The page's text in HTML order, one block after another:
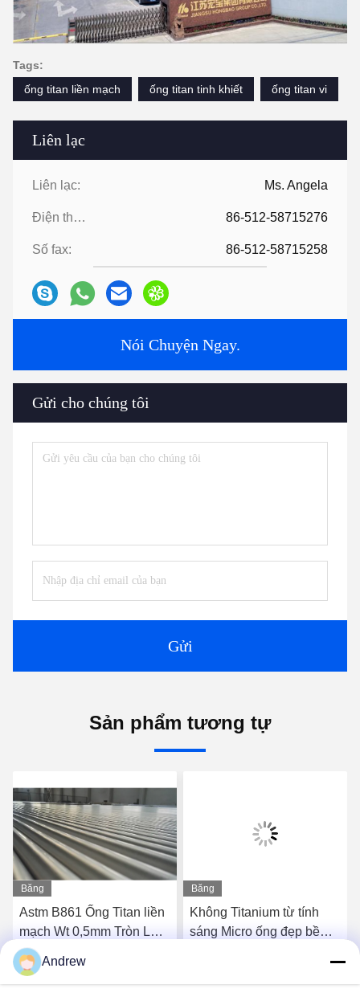
Liên lạc
Liên lạc: Ms. Angela
Điện thoại: 86-512-58715276
Số fax: 86-512-58715258
Nói Chuyện Ngay.
Gửi cho chúng tôi
Gửi
Tags:
ống titan liền mạch
ống titan tinh khiết ống titan vi
Sản phẩm tương tự
Băng
hình
Astm B861 Ống Titan liền
mạch Wt 0,5mm Tròn Lớp
9
Nói Chuyện Ngay.
Băng
hình
Không Titanium từ tính
sáng Micro ống đẹp bề
Nói Chuyện Ngay.
Andrew